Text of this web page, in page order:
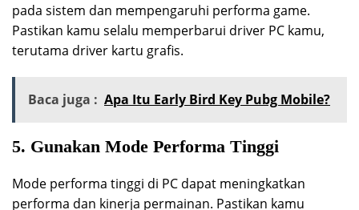
pada sistem dan mempengaruhi performa game.
Pastikan kamu selalu memperbarui driver PC kamu,
terutama driver kartu grafis.
Baca juga : Apa Itu Early Bird Key Pubg Mobile?
5. Gunakan Mode Performa Tinggi
Mode performa tinggi di PC dapat meningkatkan
performa dan kinerja permainan. Pastikan kamu